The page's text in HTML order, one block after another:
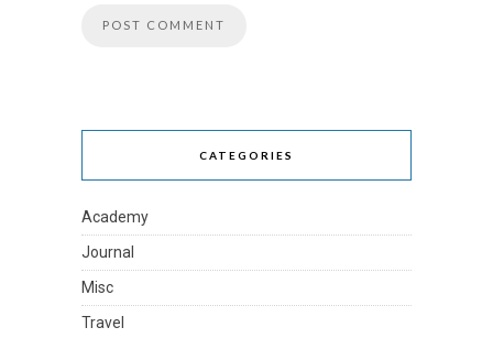
CATEGORIES
Academy
Journal
Misc
Travel